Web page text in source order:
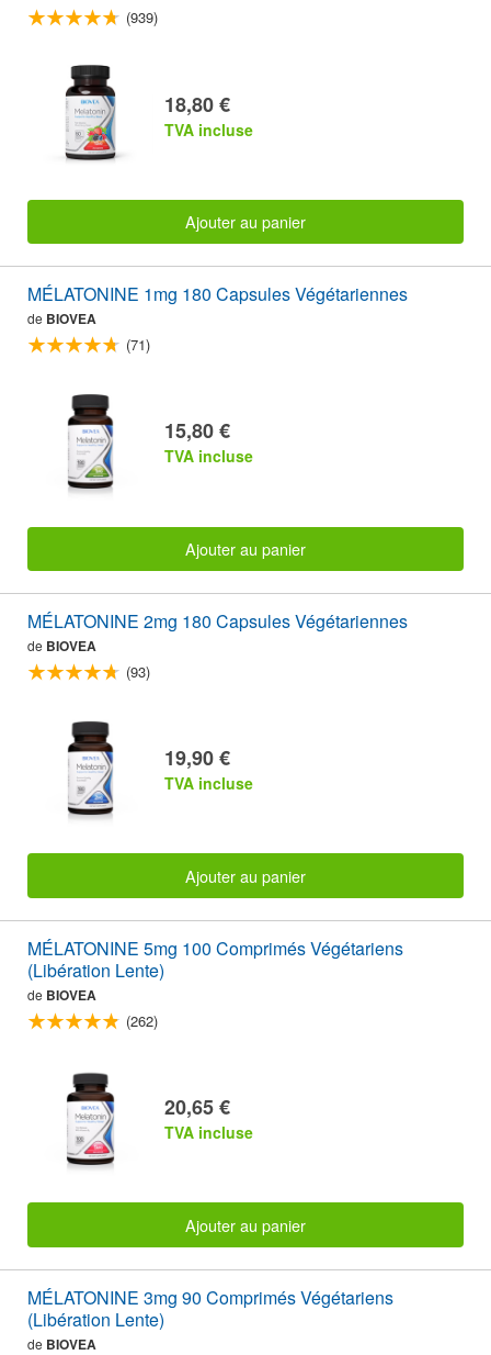
(939)
18,80 €
TVA incluse
Ajouter au panier
MÉLATONINE 1mg 180 Capsules Végétariennes
de BIOVEA
(71)
15,80 €
TVA incluse
Ajouter au panier
MÉLATONINE 2mg 180 Capsules Végétariennes
de BIOVEA
(93)
19,90 €
TVA incluse
Ajouter au panier
MÉLATONINE 5mg 100 Comprimés Végétariens
(Libération Lente)
de BIOVEA
(262)
20,65 €
TVA incluse
Ajouter au panier
MÉLATONINE 3mg 90 Comprimés Végétariens
(Libération Lente)
de BIOVEA